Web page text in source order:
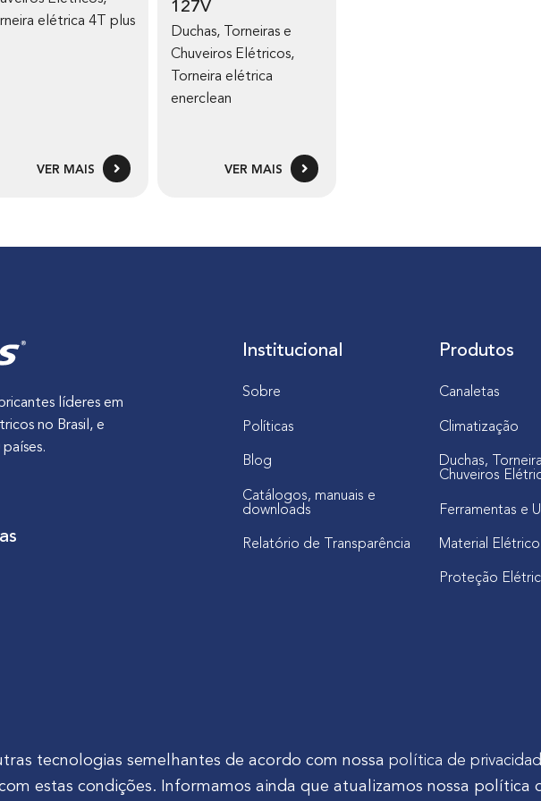
elétrica 4T plus
VER MAIS
127V
Duchas, Torneiras e
Chuveiros Elétricos,
Torneira elétrica
enerclean
VER MAIS
líderes em
no Brasil, e
Institucional
Sobre
Políticas
Blog
Catálogos, manuais e
downloads
Relatório de Transparência
Produtos
Canaletas
Climatização
Duchas,
Chuveiros
Ferramentas e
Material Elétrico
Proteção
Ltda.Rua Agostinho Mocelin, nº 81, Ferrari | CEP 83606-310 | Campo Largo -
tecnologias semelhantes de acordo com nossa política de
estas condições. Informamos ainda que atualizamos nossa política